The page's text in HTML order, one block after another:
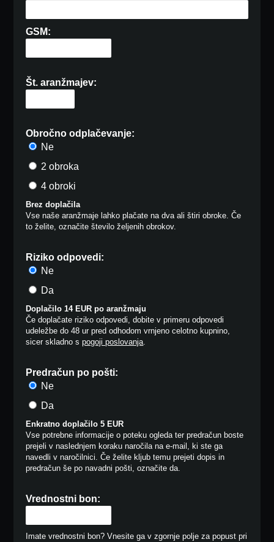
GSM:
Št. aranžmajev:
Obročno odplačevanje:
Ne
2 obroka
4 obroki
Brez doplačila
Vse naše aranžmaje lahko plačate na dva ali štiri obroke. Če
to želite, označite število željenih obrokov.
Riziko odpovedi:
Ne
Da
Doplačilo 14 EUR po aranžmaju
Če doplačate riziko odpovedi, dobite v primeru odpovedi
udeležbe do 48 ur pred odhodom vrnjeno celotno kupnino,
sicer skladno spogoji poslovanja.
Predračun po pošti:
Ne
Da
Enkratno doplačilo 5 EUR
Vse potrebne informacije o poteku ogleda ter predračun boste
prejeli v naslednjem koraku naročila na e-mail, ki ste ga
navedli v naročilnici. Če želite kljub temu prejeti dopis in
predračun še po navadni pošti, označite da.
Vrednostni bon:
Imate vrednostni bon? Vnesite ga v zgornje polje za popust pri